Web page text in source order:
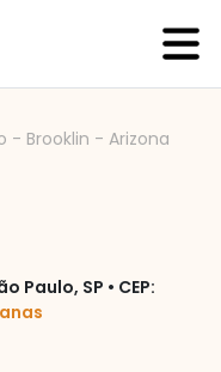
- Brooklin - Arizona
Paulo, SP • CEP: